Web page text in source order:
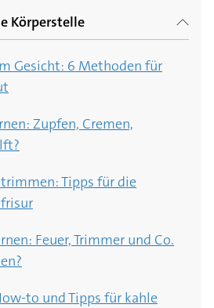
Körperstelle
Gesicht: 6 Methoden für
Zupfen, Cremen,
Tipps für die
Feuer, Trimmer und Co.
to und Tipps für kahle